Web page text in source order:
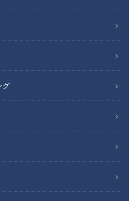
グ
手(C)CBCテレビ